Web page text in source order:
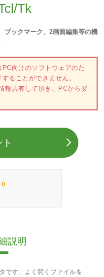
Tk
ブックマーク、2画面編集等の機
向けのソフトウェアのた
ることができません。
報共有して頂き、PCからダ
ト
0
説明
です、よく開くファイルを